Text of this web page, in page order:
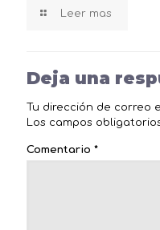
Leer mas
Deja una
Tu dirección de correo
Los campos
Comentario *